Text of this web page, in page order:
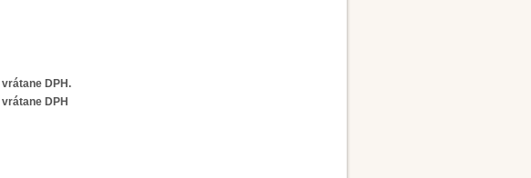
DPH.
DPH